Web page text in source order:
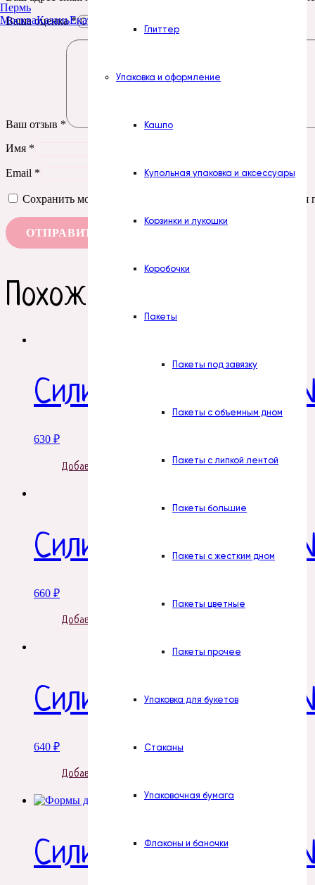
Глиттер
Упаковка и оформление
Кашпо
Купольная упаковка и аксессуары
Корзинки и лукошки
Коробочки
Пакеты
Пакеты под завязку
Пакеты с объемным дном
Пакеты с липкой лентой
Пакеты большие
Пакеты с жестким дном
Пакеты цветные
Пакеты прочее
Упаковка для букетов
Стаканы
Упаковочная бумага
Флаконы и баночки
Пермь
МоскваКазаньЕкатеринбург
Ваша оценка*
Ваш отзыв *
Имя *
Email *
Сохранить моё имя, email и адрес сайта в этом браузере
Похожие товары
Силиконовая
630 ₽
Добавить в корзину
Силиконовая форма
660 ₽
Добавить в корзину
Силиконовая форма
640 ₽
Добавить в корзину
Силиконовая форма